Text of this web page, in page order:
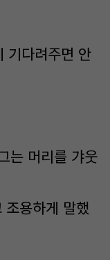
기다려주면 안
는 머리를 갸웃
조용하게 말했